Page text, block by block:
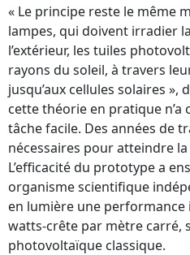
« Le principe reste le même
lampes, qui doivent irradier
l’extérieur, les tuiles
rayons du soleil, à travers
jusqu’aux cellules solaires »,
cette théorie en pratique n’a
tâche facile. Des années de
nécessaires pour atteindre
L’efficacité du prototype a
organisme scientifique
en lumière une
watts-crête par mètre carré,
photovoltaïque classique.